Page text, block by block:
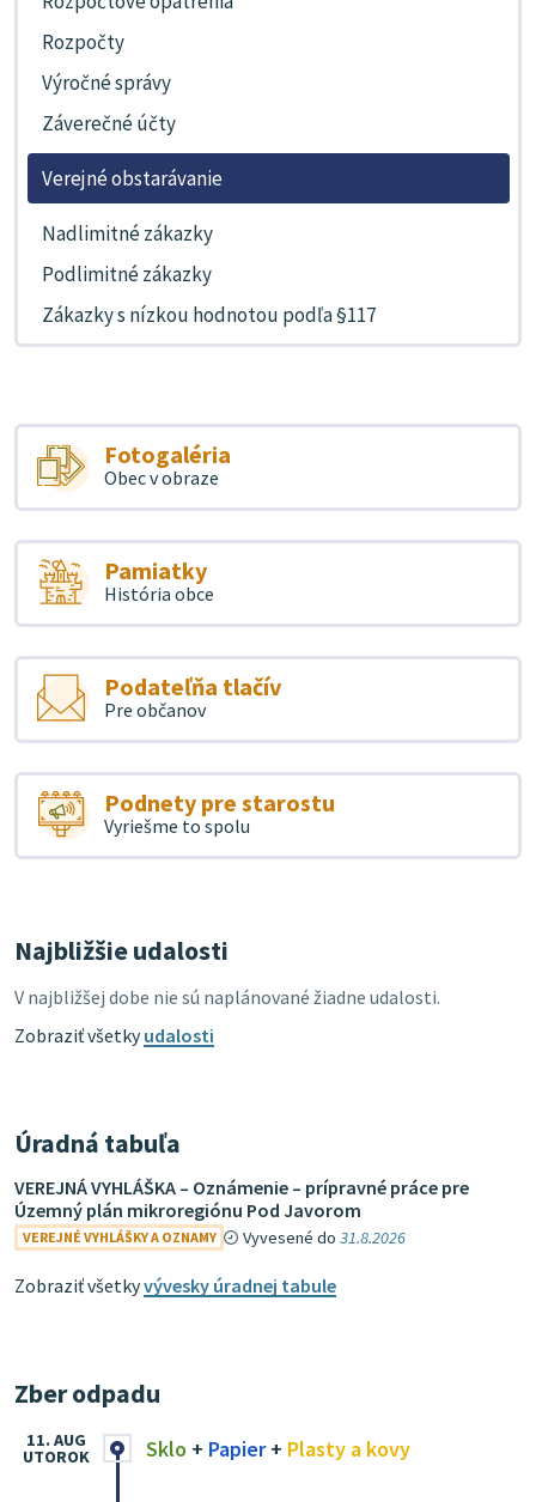
Rozpočty
Výročné správy
Záverečné účty
Verejné obstarávanie
Nadlimitné zákazky
Podlimitné zákazky
Zákazky s nízkou hodnotou podľa §117
Fotogaléria
Obec v obraze
Pamiatky
História obce
Podateľňa tlačív
Pre občanov
Podnety pre starostu
Vyriešme to spolu
Najbližšie udalosti
V najbližšej dobe nie sú naplánované žiadne udalosti.
Zobraziť všetkyudalosti
Úradná tabuľa
VEREJNÁ VYHLÁŠKA – Oznámenie – prípravné práce pre
Územný plán mikroregiónu Pod Javorom
VEREJNÉ VYHLÁŠKY A OZNAMY Vyvesené do31.8.2026
Zobraziť všetkyvývesky úradnej tabule
Zber odpadu
Sklo + Papier+ Plasty a kovy
11. AUG
UTOROK